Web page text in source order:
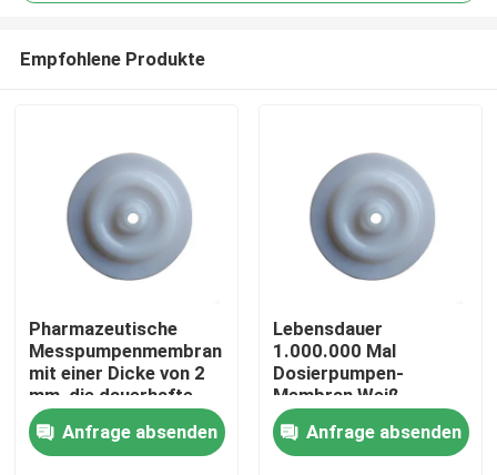
Zu Hause
Produkte
Empfohlene Produkte
Pharmazeutische
Messpumpenmembran
mit einer Dicke von 2
mm, die dauerhafte
und präzise Lösungen
für chemische
Messungen bietet
Anfrage absenden
Lebensdauer
1.000.000 Mal
Dosierpumpen-
Membran Weiß
Wartungsarm
Langlebiges Ersatzteil
für industrielle
Anfrage absenden